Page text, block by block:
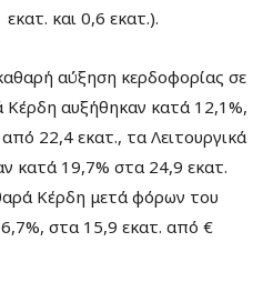
και 0,6 εκατ.).
αύξηση κερδοφορίας σε
αυξήθηκαν κατά 12,1%,
22,4 εκατ., τα Λειτουργικά
κατά 19,7% στα 24,9 εκατ.
Κέρδη μετά φόρων του
στα 15,9 εκατ. από €